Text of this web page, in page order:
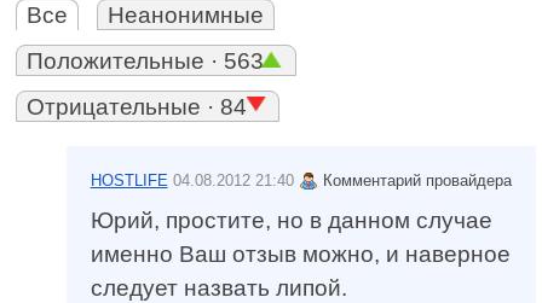
Все
Неанонимные
Положительные · 563
Отрицательные · 84
HOSTLIFE 04.08.2012 21:40 Комментарий провайдера
Юрий, простите, но в данном случае
именно Ваш отзыв можно, и наверное
следует назвать липой.